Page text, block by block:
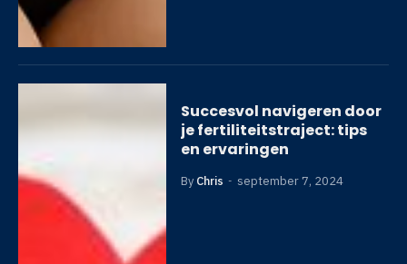
Succesvol navigeren door
je fertiliteitstraject: tips
en ervaringen
By Chris september 7, 2024